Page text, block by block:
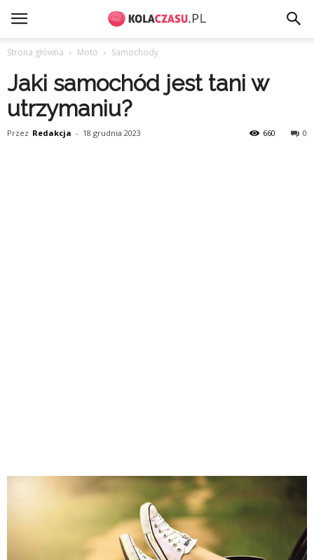
Strona główna Moto Samochody
Jaki samochód jest tani w
utrzymaniu?
Przez Redakcja - 18 grudnia 2023 0
660